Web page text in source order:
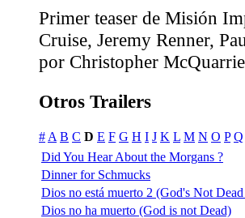
Primer teaser de Misión
Cruise, Jeremy Renner,
por Christopher
Otros Trailers
# A B C D E F G H I J K L M N O P Q
Did You Hear About the Morgans ?
Dinner for Schmucks
Dios no está muerto 2 (God's Not
Dios no ha muerto (God is not Dead)